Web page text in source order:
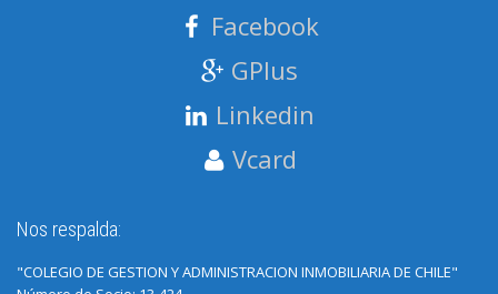
Facebook
GPlus
Linkedin
Vcard
Nos respalda:
"COLEGIO DE GESTION Y ADMINISTRACION INMOBILIARIA DE CHILE"